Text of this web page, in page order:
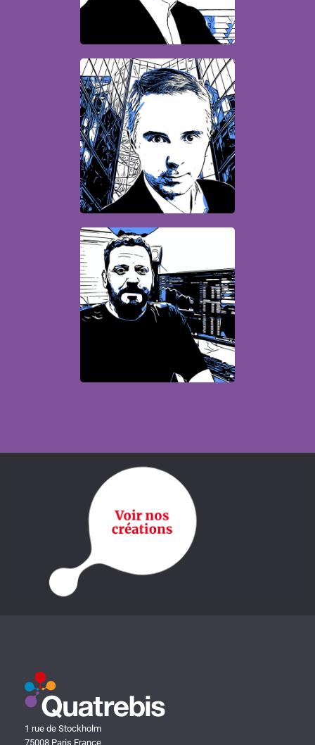
Pascal
Directeur études et
développements IT
Issam
Lead Développeur - Full
stack - expert technologies
web et administration
1 rue de Stockholm
75008 Paris France